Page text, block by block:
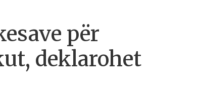
për
deklarohet